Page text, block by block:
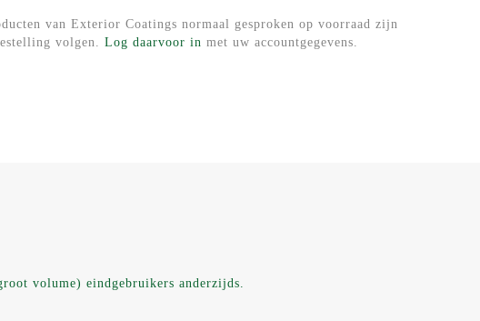
van Exterior Coatings normaal gesproken op voorraad zijn
volgen. Log daarvoor in met uw accountgegevens.
volume) eindgebruikers anderzijds.